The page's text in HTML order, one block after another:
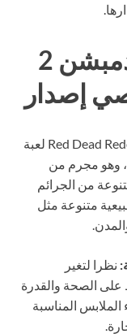
ميزات من ريد ديد ريدمبشن 2
إصدار
في Red Dead Redemption 2 لعبة
وهو مجرم من
من الجرائم
متنوعة مثل
نظرا لتغير
الصحة والقدرة
المناسبة